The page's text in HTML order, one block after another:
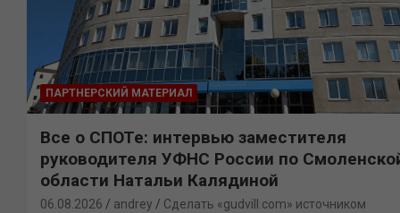
ПАРТНЕРСКИЙ МАТЕРИАЛ
Все о СПОТе: интервью заместителя
руководителя УФНС России по
области Натальи Калядиной
06.08.2026 andrey
Сделать «gudvill.com» источником